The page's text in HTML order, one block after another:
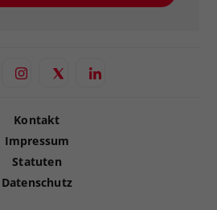
Kontakt
Impressum
Statuten
Datenschutz